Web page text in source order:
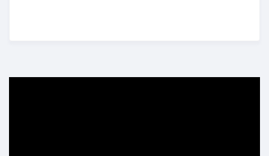
Enriched Learning Experiences